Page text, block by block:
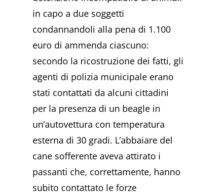
in capo a due soggetti
condannandoli alla pena di 1.100
euro di ammenda ciascuno:
secondo la ricostruzione dei fatti, gli
agenti di polizia municipale erano
stati contattati da alcuni cittadini
per la presenza di un beagle in
un’autovettura con temperatura
esterna di 30 gradi. L’abbaiare del
cane sofferente aveva attirato i
passanti che, correttamente, hanno
subito contattato le forze